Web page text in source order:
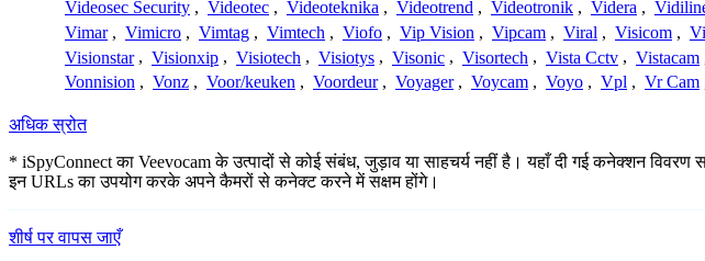
Videosec Security , Videotec , Videoteknika , Videotrend , Videotronik , Videra ,
Vimar , Vimicro , Vimtag , Vimtech , Viofo , Vip Vision , Vipcam , Viral , Visicom ,
Visionstar , Visionxip , Visiotech , Visiotys , Visonic , Visortech , Vista Cctv , Vistacam
Vonnision , Vonz , Voor/keuken , Voordeur , Voyager , Voycam , Voyo , Vpl , Vr Cam
अधिक स्रोत
* iSpyConnect का Veevocam के उत्पादों से कोई संबंध, जुड़ाव या साहचर्य नहीं है। यहाँ दी गई कनेक्शन विवरण
इन URLs का उपयोग करके अपने कैमरों से कनेक्ट करने में सक्षम होंगे।
शीर्ष पर वापस जाएँ